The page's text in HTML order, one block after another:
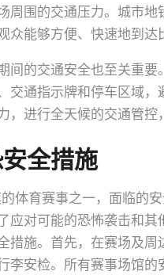
周围的交通压力。城市
能够方便、快速地到达
间的交通安全也至关重
交通指示牌和停车区域
，进行全天候的交通管控
全措施
体育赛事之一，面临的
应对可能的恐怖袭击和
措施。首先，在赛场及
李安检。所有赛事场馆